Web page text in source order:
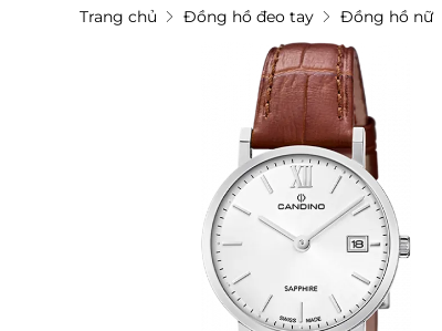
Trang chủ Đồng hồ đeo tay Đồng hồ nữ